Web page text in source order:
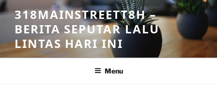
Skip
to
content
318MAINSTREETT8H –
BERITA SEPUTAR LALU
LINTAS HARI INI
Menu